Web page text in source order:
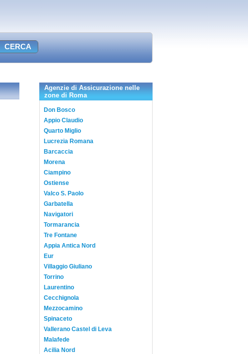
Agenzie di Assicurazione nelle
zone di Roma
Don Bosco
Appio Claudio
Quarto Miglio
Lucrezia Romana
Barcaccia
Morena
Ciampino
Ostiense
Valco S. Paolo
Garbatella
Navigatori
Tormarancia
Tre Fontane
Appia Antica Nord
Eur
Villaggio Giuliano
Torrino
Laurentino
Cecchignola
Mezzocamino
Spinaceto
Vallerano Castel di Leva
Malafede
Acilia Nord